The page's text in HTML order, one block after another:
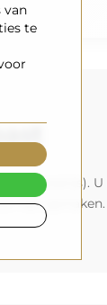
meerprijs).
het
van
te